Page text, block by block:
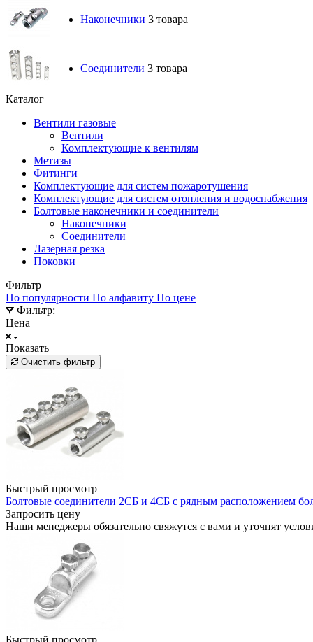
Наконечники 3 товара
Соединители 3 товара
Каталог
Вентили газовые
Вентили
Комплектующие к вентилям
Метизы
Фитинги
Комплектующие для систем пожаротушения
Комплектующие для систем отопления и водоснабжения
Болтовые наконечники и соединители
Наконечники
Соединители
Лазерная резка
Поковки
Фильтр
По популярности По алфавиту По цене
Фильтр:
Цена
Показать
Очистить фильтр
Быстрый просмотр
Болтовые соединители 2СБ и 4СБ с рядным расположением
Запросить цену
Наши менеджеры обязательно свяжутся с вами и уточнят
Быстрый просмотр